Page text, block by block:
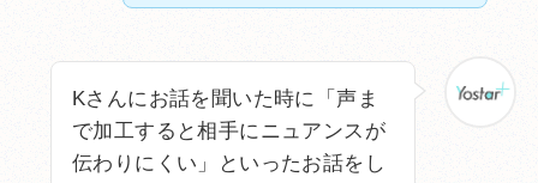
Kさんにお話を聞いた時に「声ま
で加工すると相手にニュアンスが
伝わりにくい」といったお話をし